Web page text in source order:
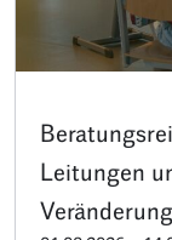
Leitungen